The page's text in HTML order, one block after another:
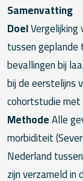
Samenvatting
Doel
tussen geplande
bevallingen bij
bij de eerstelijns
cohortstudie
MethodeAlle
morbiditeit
Nederland
zijn verzameld in